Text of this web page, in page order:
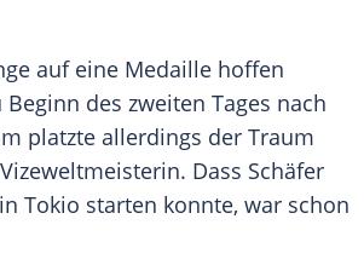
auf eine Medaille hoffen
des zweiten Tages nach
platzte allerdings der Traum
Vizeweltmeisterin. Dass Schäfer
Tokio starten konnte, war schon